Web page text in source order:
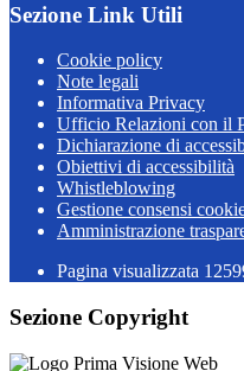
Sezione Link Utili
Cookie policy
Note legali
Informativa Privacy
Ufficio Relazioni con il
Dichiarazione di
Obiettivi di accessibilità
Whistleblowing
Gestione consensi
Amministrazione
Pagina visualizzata
Sezione Copyright